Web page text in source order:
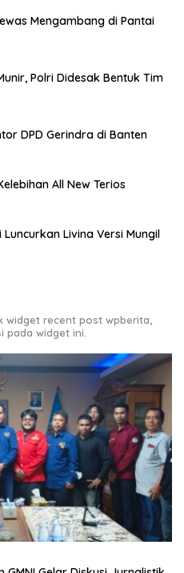
Mengambang di Pantai
Polri Didesak Bentuk Tim
DPD Gerindra di Banten
All New Terios
Livina Versi Mungil
widget recent post wpberita,
pada widget ini.